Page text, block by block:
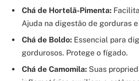
Chá de Hortelã-Pimenta:
Ajuda na digestão de gorduras
Chá de Boldo: Essencial para
gordurosos. Protege o fígado.
Chá de Camomila: Suas